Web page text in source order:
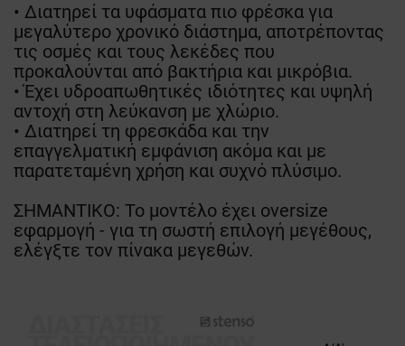
• Διατηρεί τα υφάσματα πιο φρέσκα για
μεγαλύτερο χρονικό διάστημα, αποτρέποντας
τις οσμές και τους λεκέδες που
προκαλούνται από βακτήρια και μικρόβια.
• Έχει υδροαπωθητικές ιδιότητες και υψηλή
αντοχή στη λεύκανση με χλώριο.
• Διατηρεί τη φρεσκάδα και την
επαγγελματική εμφάνιση ακόμα και με
παρατεταμένη χρήση και συχνό πλύσιμο.
ΣΗΜΑΝΤΙΚΟ: Το μοντέλο έχει oversize
εφαρμογή - για τη σωστή επιλογή μεγέθους,
ελέγξτε τον πίνακα μεγεθών.